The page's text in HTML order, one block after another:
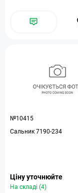
№10415
Сальник 7190-234
Ціну уточнюйте
На складі (4)